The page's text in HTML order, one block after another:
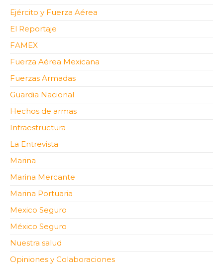
Ejército y Fuerza Aérea
El Reportaje
FAMEX
Fuerza Aérea Mexicana
Fuerzas Armadas
Guardia Nacional
Hechos de armas
Infraestructura
La Entrevista
Marina
Marina Mercante
Marina Portuaria
Mexico Seguro
México Seguro
Nuestra salud
Opiniones y Colaboraciones